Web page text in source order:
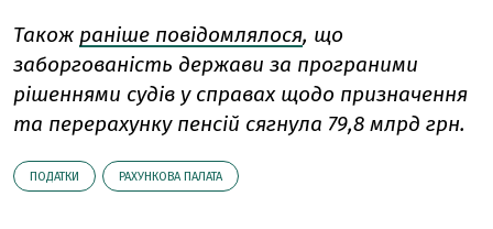
Також раніше повідомлялося, що
заборгованість держави за програними
рішеннями судів у справах щодо призначення
та перерахунку пенсій сягнула 79,8 млрд грн.
ПОДАТКИ РАХУНКОВА ПАЛАТА